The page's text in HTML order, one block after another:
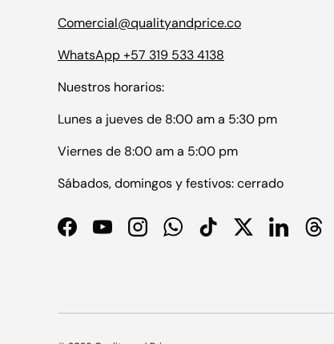
Comercial@qualityandprice.co
WhatsApp +57 319 533 4138
Nuestros horarios:
Lunes a jueves de 8:00 am a 5:30 pm
Viernes de 8:00 am a 5:00 pm
Sábados, domingos y festivos: cerrado
FacebookYouTubeInstagramWhatsAppTikTokTwitterLinkedIn